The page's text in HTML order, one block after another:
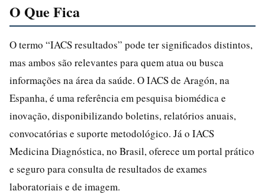
O Que Fica
O termo “IACS resultados” pode ter significados distintos,
mas ambos são relevantes para quem atua ou busca
informações na área da saúde. O IACS de Aragón, na
Espanha, é uma referência em pesquisa biomédica e
inovação, disponibilizando boletins, relatórios anuais,
convocatórias e suporte metodológico. Já o IACS
Medicina Diagnóstica, no Brasil, oferece um portal prático
e seguro para consulta de resultados de exames
laboratoriais e de imagem.